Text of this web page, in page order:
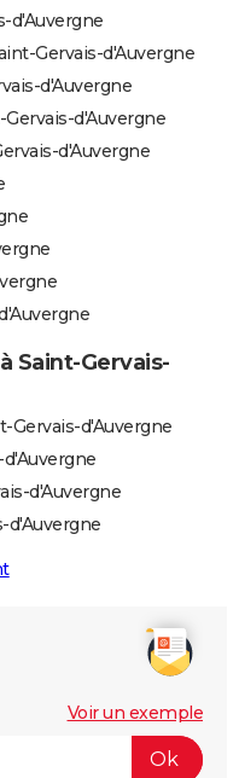
d'Auvergne
Gervais-d'Auvergne
d'Auvergne
d'Auvergne
d'Auvergne
Saint-Gervais-
Gervais-d'Auvergne
d'Auvergne
d'Auvergne
Voir un exemple